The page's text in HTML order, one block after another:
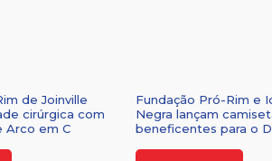
de Joinville
cirúrgica com
Arco em C
Fundação Pró-Rim e
Negra lançam
beneficentes para o